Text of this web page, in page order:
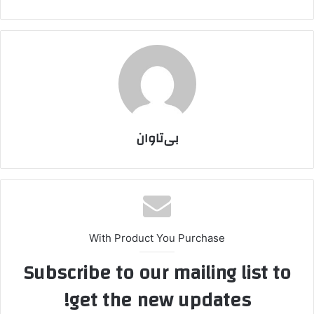
بی‌تاوان
With Product You Purchase
Subscribe to our mailing list to
get the new updates!